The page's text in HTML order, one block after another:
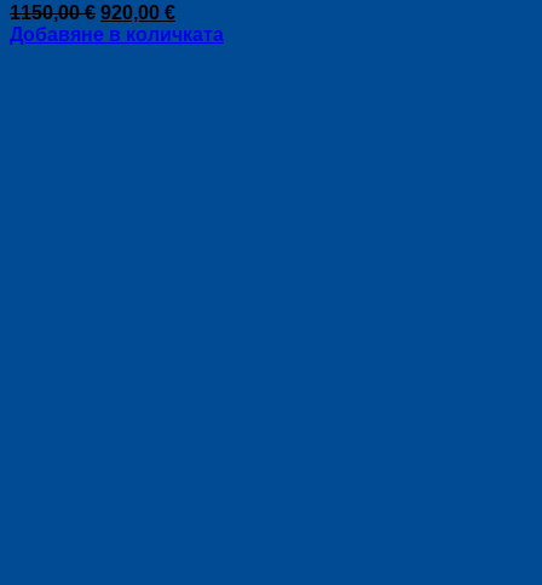
1150,00€ Original
price
920,00 €Текущата
цена
Добавяне в количката